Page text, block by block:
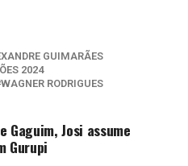
GUIMARÃES
2024
WAGNER RODRIGUES
Gaguim, Josi assume
Gurupi